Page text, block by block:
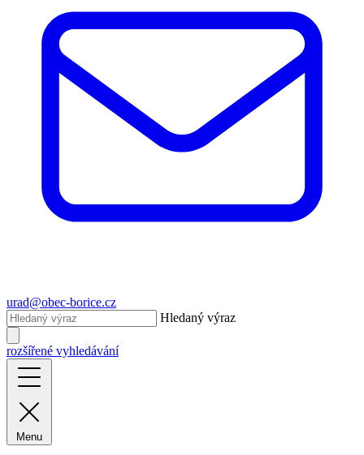
urad@obec-borice.cz
Hledaný výraz
rozšířené vyhledávání
Menu